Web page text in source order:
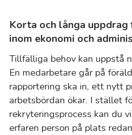
Korta och långa uppdrag
inom ekonomi och
Tillfälliga behov kan uppstå
En medarbetare går på
rapportering ska in, ett nytt
arbetsbördan ökar. I stället
rekryteringsprocess kan du
erfaren person på plats